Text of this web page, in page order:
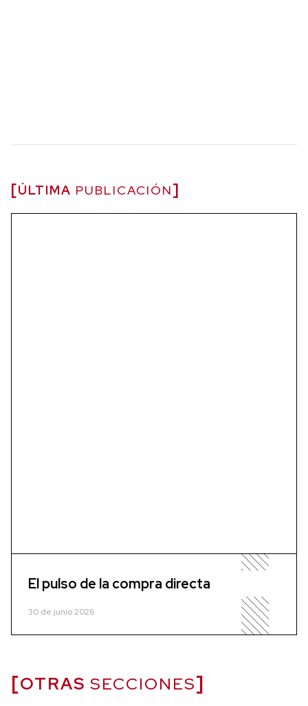
ÚLTIMA PUBLICACIÓN
El pulso de la compra directa
30 de junio 2026
OTRAS SECCIONES